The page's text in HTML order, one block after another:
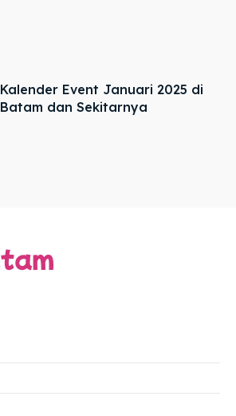
Kalender Event Januari 2025 di
Batam dan Sekitarnya